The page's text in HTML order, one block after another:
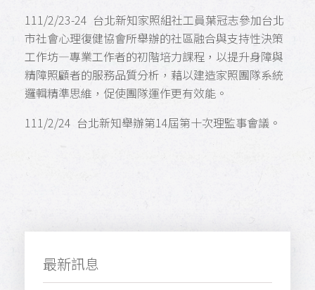
111/2/23-24 台北新知家照組社工員葉冠志參加台北
市社會心理復健協會所舉辦的社區融合與支持性決策
工作坊—專業工作者的初階培力課程，以提升身障與
精障照顧者的服務品質分析，藉以建造家照團隊系統
邏輯精準思維，促使團隊運作更有效能。
111/2/24 台北新知舉辦第14屆第十次理監事會議。
最新訊息